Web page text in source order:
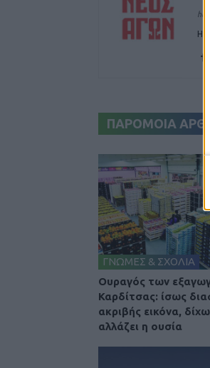
Η
ΠΑΡΟΜΟΙΑ
ΓΝΩΜΕΣ & ΣΧΟΛΙΑ
Ουραγός των
Καρδίτσας: ίσως
ακριβής εικόνα,
αλλάζει η ουσία